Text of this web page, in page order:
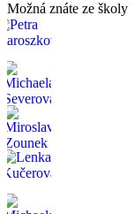
Možná znáte ze školy